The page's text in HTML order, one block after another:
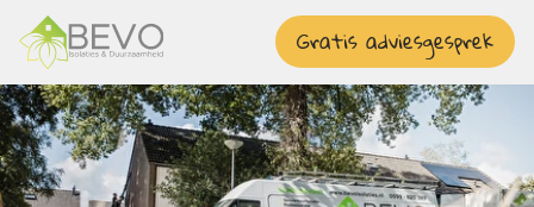
overslaan
Gratis adviesgesprek